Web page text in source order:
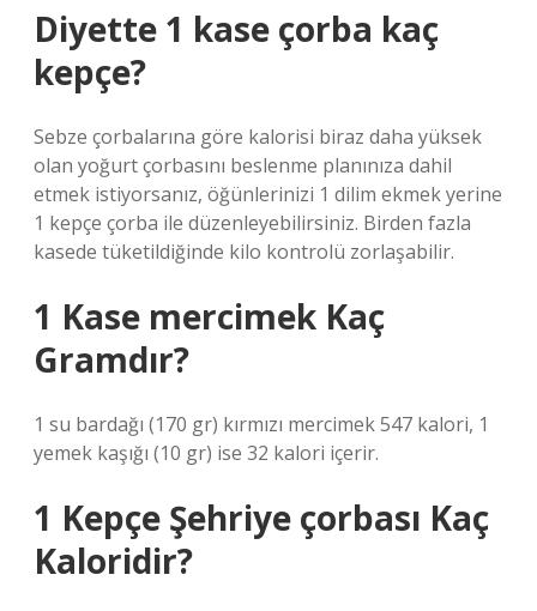
Diyette 1 kase çorba kaç
kepçe?
Sebze çorbalarına göre kalorisi biraz daha yüksek
olan yoğurt çorbasını beslenme planınıza dahil
etmek istiyorsanız, öğünlerinizi 1 dilim ekmek yerine
1 kepçe çorba ile düzenleyebilirsiniz. Birden fazla
kasede tüketildiğinde kilo kontrolü zorlaşabilir.
1 Kase mercimek Kaç
Gramdır?
1 su bardağı (170 gr) kırmızı mercimek 547 kalori, 1
yemek kaşığı (10 gr) ise 32 kalori içerir.
1 Kepçe Şehriye çorbası Kaç
Kaloridir?